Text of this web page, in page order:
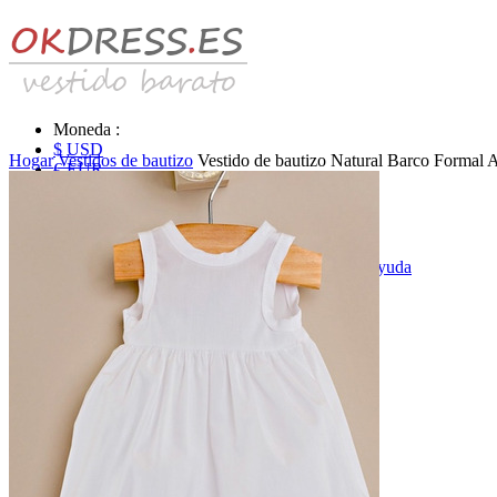
Moneda :
$ USD
€ EUR
Identificarse & Registrarse Obtener la contraseña Ayuda
Vestidos de novia
Hogar Vestidos de bautizo Vestido de bautizo Natural Barco Formal